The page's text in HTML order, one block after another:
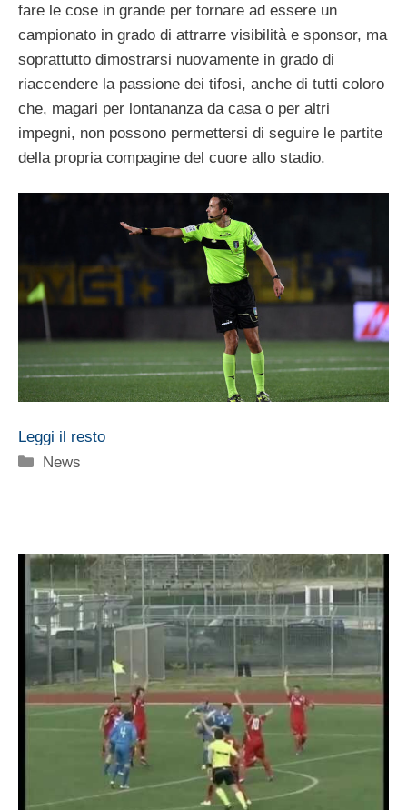
fare le cose in grande per tornare ad essere un
campionato in grado di attrarre visibilità e sponsor, ma
soprattutto dimostrarsi nuovamente in grado di
riaccendere la passione dei tifosi, anche di tutti coloro
che, magari per lontananza da casa o per altri
impegni, non possono permettersi di seguire le partite
della propria compagine del cuore allo stadio.
Leggi il resto
Categorie
News